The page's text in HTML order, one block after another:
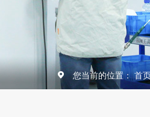
您当前的位置： 首